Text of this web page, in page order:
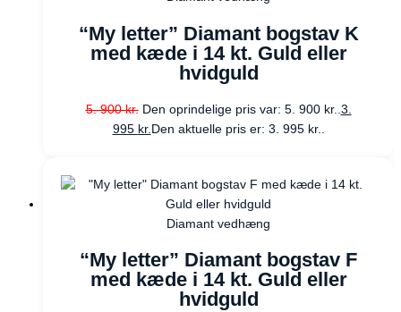
“My letter” Diamant bogstav K
med kæde i 14 kt. Guld eller
hvidguld
5. 900kr. Den oprindelige pris var: 5. 900 kr.. 3.
995 kr. Den aktuelle pris er: 3. 995 kr..
Diamant vedhæng
“My letter” Diamant bogstav F
med kæde i 14 kt. Guld eller
hvidguld